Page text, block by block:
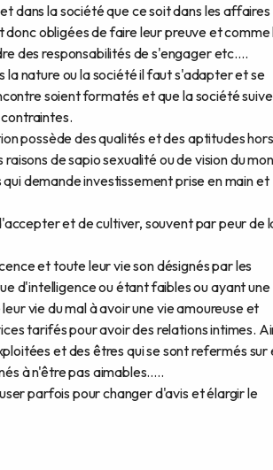
dans la société que ce soit dans les affaires
obligées de faire leur preuve et comme
des responsabilités de s'engager etc....
la nature ou la société il faut s'adapter et se
soient formatés et que la société suive
possède des qualités et des aptitudes hors
de sapio sexualité ou de vision du
demande investissement prise en main et
et de cultiver, souvent par peur de
et toute leur vie son désignés par les
d'intelligence ou étant faibles ou ayant une
vie du mal à avoir une vie amoureuse et
tarifés pour avoir des relations intimes.
et des êtres qui se sont refermés sur
à n'être pas aimables.....
parfois pour changer d'avis et élargir le